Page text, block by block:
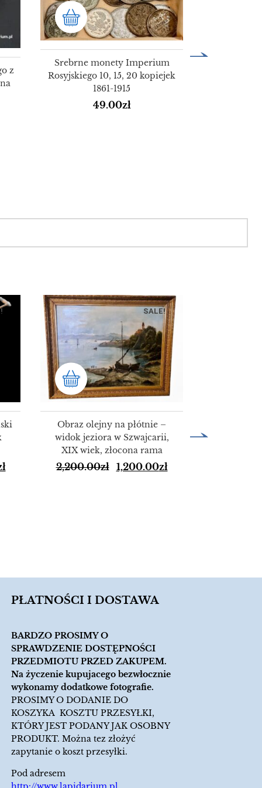
z
Srebrne monety Imperium
Rosyjskiego 10, 15, 20 kopiejek
1861-1915
49.00zł
SALE!
Obraz olejny na płótnie –
widok jeziora w Szwajcarii,
XIX wiek, złocona rama
2,200.00zł 1,200.00zł
PŁATNOŚCI I DOSTAWA
BARDZO PROSIMY O
SPRAWDZENIE DOSTĘPNOŚCI
PRZEDMIOTU PRZED ZAKUPEM.
Na życzenie kupujacego bezwłocznie
wykonamy dodatkowe fotografie.
PROSIMY O DODANIE DO
KOSZYKA KOSZTU PRZESYŁKI,
KTÓRY JEST PODANY JAK OSOBNY
PRODUKT. Można tez złożyć
zapytanie o koszt przesyłki.
Pod adresem